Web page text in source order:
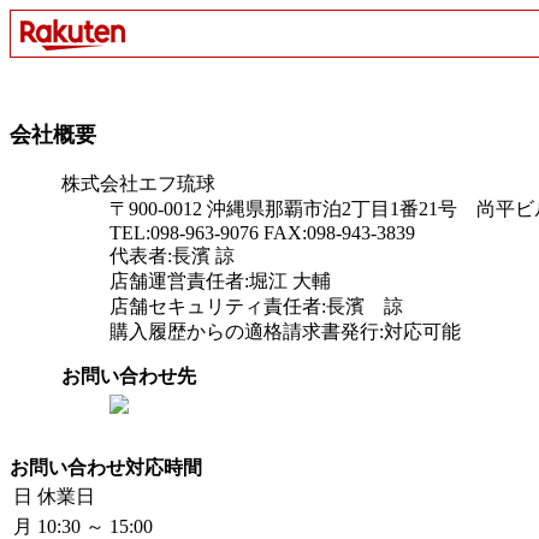
会社概要
株式会社エフ琉球
〒900-0012 沖縄県那覇市泊2丁目1番21号 尚平ビ
TEL:098-963-9076 FAX:098-943-3839
代表者:長濱 諒
店舗運営責任者:堀江 大輔
店舗セキュリティ責任者:長濱 諒
購入履歴からの適格請求書発行:対応可能
お問い合わせ先
お問い合わせ対応時間
日 休業日
月 10:30 ～ 15:00